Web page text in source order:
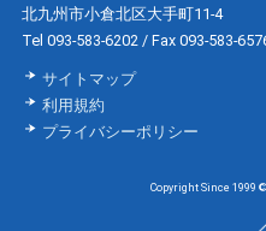
北九州市小倉北区大手町11-4
Tel 093-583-6202 / Fax 093-583-
サイトマップ
利用規約
プライバシーポリシー
Copyright Since 1999